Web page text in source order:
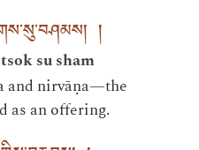
།
su sham
and nirvāṇa—the
as an offering.